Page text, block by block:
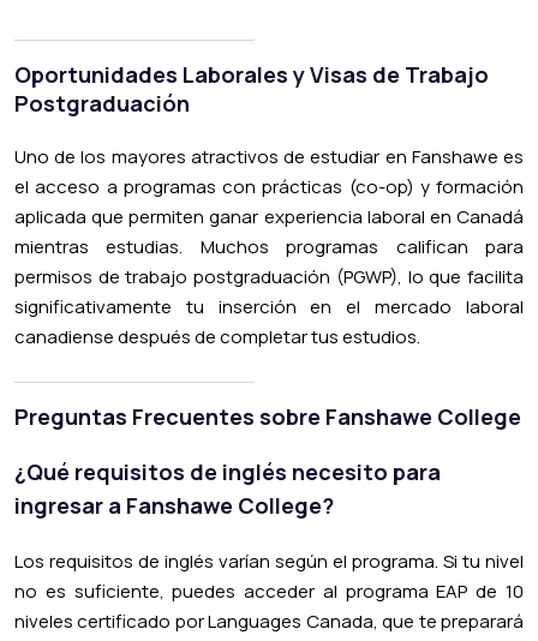
Oportunidades Laborales y Visas de Trabajo
Postgraduación
Uno de los mayores atractivos de estudiar en Fanshawe es
el acceso a programas con prácticas (co-op) y formación
aplicada que permiten ganar experiencia laboral en Canadá
mientras estudias. Muchos programas califican para
permisos de trabajo postgraduación (PGWP), lo que facilita
significativamente tu inserción en el mercado laboral
canadiense después de completar tus estudios.
Preguntas Frecuentes sobre Fanshawe College
¿Qué requisitos de inglés necesito para
ingresar a Fanshawe College?
Los requisitos de inglés varían según el programa. Si tu nivel
no es suficiente, puedes acceder al programa EAP de 10
niveles certificado por Languages Canada, que te preparará